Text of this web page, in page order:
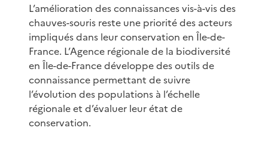
L’amélioration des connaissances vis-à-vis des
chauves-souris reste une priorité des acteurs
impliqués dans leur conservation en Île-de-
France. L’Agence régionale de la biodiversité
en Île-de-France développe des outils de
connaissance permettant de suivre
l’évolution des populations à l’échelle
régionale et d’évaluer leur état de
conservation.